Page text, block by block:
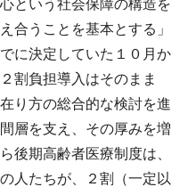
という社会保障の構造を
合うことを基本とする」
に決定していた１０月か
割負担導入はそのまま
り方の総合的な検討を進
層を支え、その厚みを増
後期高齢者医療制度は、
人たちが、２割（一定以